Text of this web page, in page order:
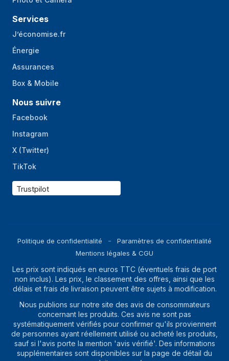
Interrupteur
d'alimentation
lumineux
Bouton
marche/arrêt
intégré
Couvercle à
charnière
verrouillable
ergonomique
d'indication
Informations sur l'emballage
Quantité 1 pièce(s)
Largeur du colis 294 mm
Profondeur du colis 228 mm
Services
J’économise.fr
Énergie
Assurances
Box & Mobile
Nous suivre
Facebook
Instagram
X (Twitter)
TikTok
Trustpilot
Politique de confidentialité
Paramètres de confidentialité
Mentions légales & CGU
Les prix sont indiqués en euros TTC (éventuels frais de port
non inclus). Les prix, le classement des offres, ainsi que les
délais et frais de livraison peuvent être sujets à modification.
Nous publions sur notre site des avis de consommateurs
concernant les produits. Ces avis ne sont pas
systématiquement vérifiés pour confirmer qu'ils proviennent
de personnes ayant réellement utilisé ou acheté les produits,
sauf si l'avis porte la mention 'avis vérifié'. Des informations
supplémentaires sont disponibles sur la page de détail du